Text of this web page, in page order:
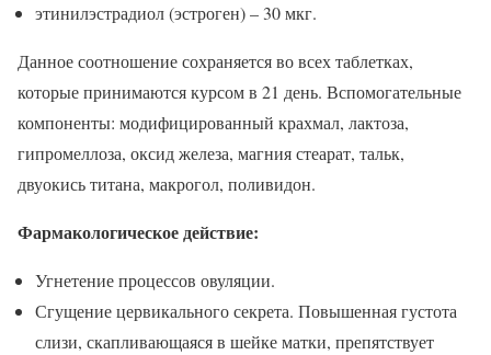
этинилэстрадиол (эстроген) – 30 мкг.
Данное соотношение сохраняется во всех таблетках,
которые принимаются курсом в 21 день. Вспомогательные
компоненты: модифицированный крахмал, лактоза,
гипромеллоза, оксид железа, магния стеарат, тальк,
двуокись титана, макрогол, поливидон.
Фармакологическое действие:
Угнетение процессов овуляции.
Сгущение цервикального секрета. Повышенная густота
слизи, скапливающаяся в шейке матки, препятствует